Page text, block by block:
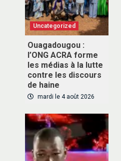
Uncategorized
Ouagadougou :
l’ONG ACRA forme
les médias à la lutte
contre les discours
de haine
mardi le 4 août 2026